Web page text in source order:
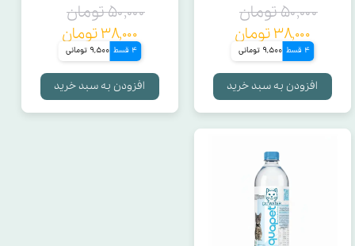
۵۰,۰۰۰ تومان
۳۸,۰۰۰ تومان
4 قسط 9,500 تومانی
افزودن به سبد خرید
۵۰,۰۰۰ تومان
۳۸,۰۰۰ تومان
4 قسط 9,500 تومانی
افزودن به سبد خرید